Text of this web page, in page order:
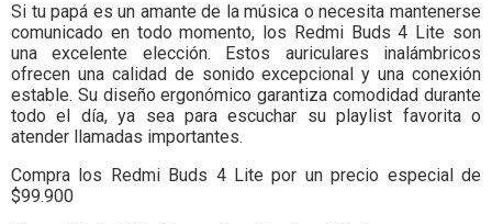
Si tu papá es un amante de la música o necesita mantenerse
comunicado en todo momento, los Redmi Buds 4 Lite son
una excelente elección. Estos auriculares inalámbricos
ofrecen una calidad de sonido excepcional y una conexión
estable. Su diseño ergonómico garantiza comodidad durante
todo el día, ya sea para escuchar su playlist favorita o
atender llamadas importantes.
Compra los Redmi Buds 4 Lite por un precio especial de
$99.900